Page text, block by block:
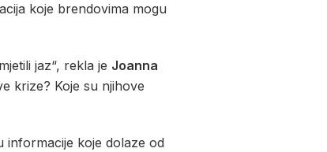
koje brendovima mogu
jaz“, rekla je Joanna
krize? Koje su njihove
informacije koje dolaze od